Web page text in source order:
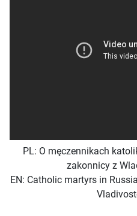
PL: O męczennikach
zakonnicy z
EN: Catholic martyrs in